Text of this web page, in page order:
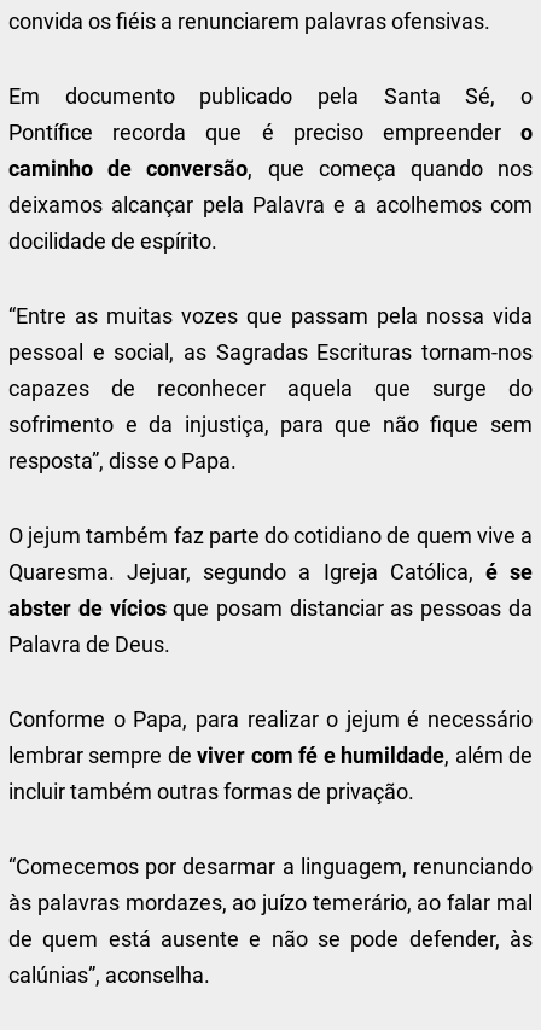
convida os fiéis a renunciarem palavras ofensivas.
Em documento publicado pela Santa Sé, o
Pontífice recorda que é preciso empreender o
caminho de conversão, que começa quando nos
deixamos alcançar pela Palavra e a acolhemos com
docilidade de espírito.
“Entre as muitas vozes que passam pela nossa vida
pessoal e social, as Sagradas Escrituras tornam-nos
capazes de reconhecer aquela que surge do
sofrimento e da injustiça, para que não fique sem
resposta”, disse o Papa.
O jejum também faz parte do cotidiano de quem vive a
Quaresma. Jejuar, segundo a Igreja Católica, é se
abster de víciosque posam distanciar as pessoas da
Palavra de Deus.
Conforme o Papa, para realizar o jejum é necessário
lembrar sempre deviver com fé e humildade, além de
incluir também outras formas de privação.
“Comecemos por desarmar a linguagem, renunciando
às palavras mordazes, ao juízo temerário, ao falar mal
de quem está ausente e não se pode defender, às
calúnias”, aconselha.